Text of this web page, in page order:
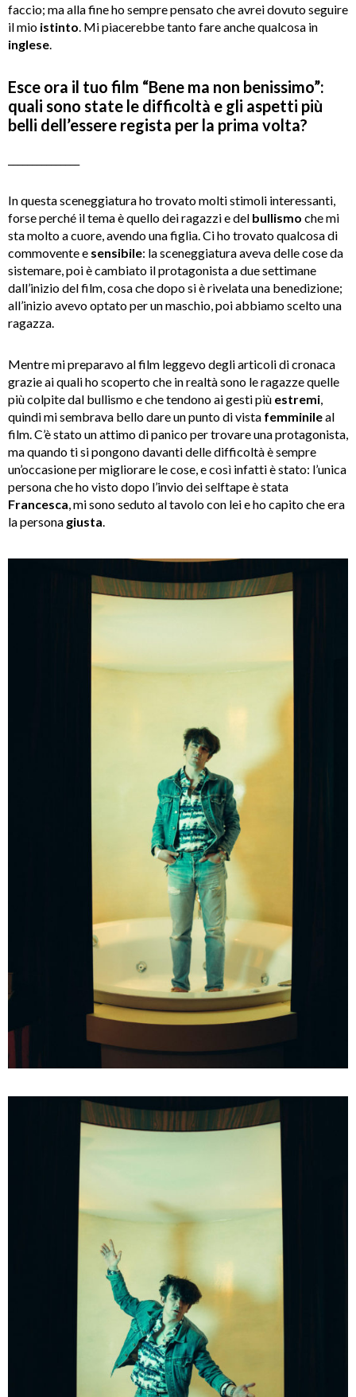
faccio; ma alla fine ho sempre pensato che avrei dovuto seguire
il mio istinto. Mi piacerebbe tanto fare anche qualcosa in
inglese.
Esce ora il tuo film “Bene ma non benissimo”:
quali sono state le difficoltà e gli aspetti più
belli dell’essere regista per la prima volta?
In questa sceneggiatura ho trovato molti stimoli interessanti,
forse perché il tema è quello dei ragazzi e del bullismo che mi
sta molto a cuore, avendo una figlia. Ci ho trovato qualcosa di
commovente e sensibile: la sceneggiatura aveva delle cose da
sistemare, poi è cambiato il protagonista a due settimane
dall’inizio del film, cosa che dopo si è rivelata una benedizione;
all’inizio avevo optato per un maschio, poi abbiamo scelto una
ragazza.
Mentre mi preparavo al film leggevo degli articoli di cronaca
grazie ai quali ho scoperto che in realtà sono le ragazze quelle
più colpite dal bullismo e che tendono ai gesti più estremi,
quindi mi sembrava bello dare un punto di vista femminileal
film. C’è stato un attimo di panico per trovare una protagonista,
ma quando ti si pongono davanti delle difficoltà è sempre
un’occasione per migliorare le cose, e così infatti è stato: l’unica
persona che ho visto dopo l’invio dei selftape è stata
Francesca, mi sono seduto al tavolo con lei e ho capito che era
la persona giusta.